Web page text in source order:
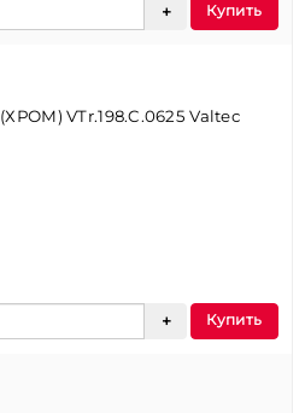
Купить
VTr.198.C.0625 Valtec
Купить